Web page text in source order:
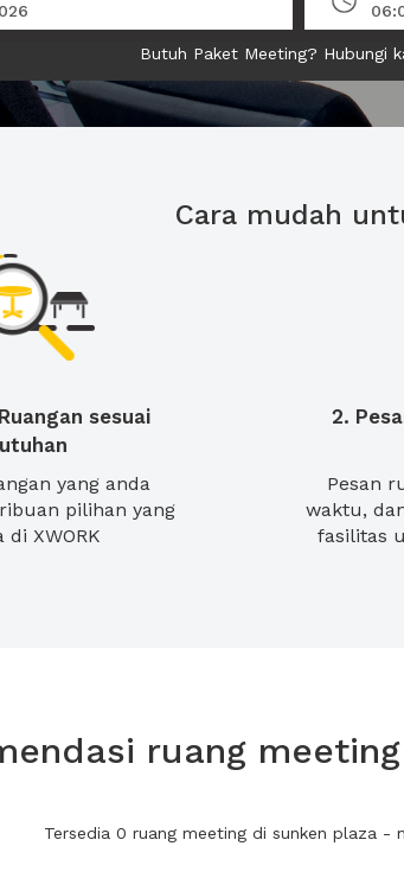
Butuh Paket Meeting? Hubungi
Cara mudah
sesuai
yang anda
pilihan yang
di XWORK
2.
Pesan
waktu,
fasilitas
ruang
Tersedia 0 ruang meeting di sunken plaza -